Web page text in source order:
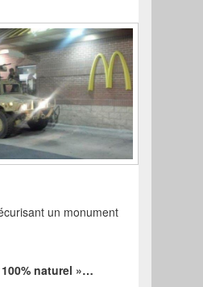
un monument
naturel »…